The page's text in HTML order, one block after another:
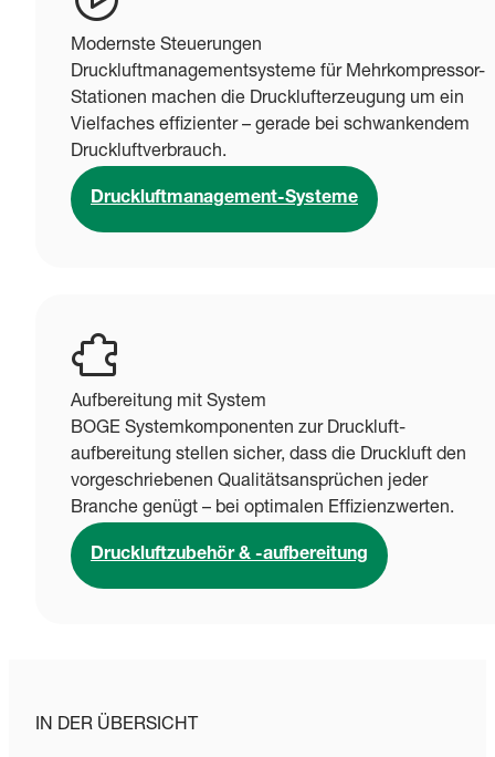
Modernste Steuerungen
Druckluftmanagementsysteme für Mehrkompressor-
Stationen machen die Drucklufterzeugung um ein
Vielfaches effizienter – gerade bei schwankendem
Druckluftverbrauch.
Druckluftmanagement-Systeme
Aufbereitung mit System
BOGE Systemkomponenten zur Druckluft-
aufbereitung stellen sicher, dass die Druckluft den
vorgeschriebenen Qualitätsansprüchen jeder
Branche genügt – bei optimalen Effizienzwerten.
Druckluftzubehör & -aufbereitung
IN DER ÜBERSICHT